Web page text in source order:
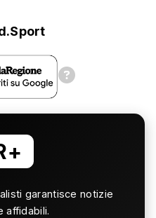
garantisce notizie
affidabili.